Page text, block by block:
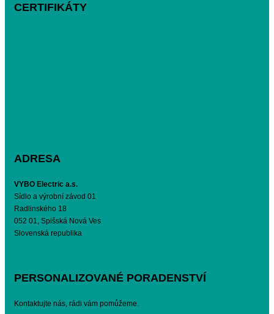
CERTIFIKÁTY
ADRESA
VYBO Electric a.s.
Sídlo a výrobní závod 01
Radlinského 18
052 01, Spišská Nová Ves
Slovenská republika
PERSONALIZOVANÉ PORADENSTVÍ
Kontaktujte nás, rádi vám pomůžeme.